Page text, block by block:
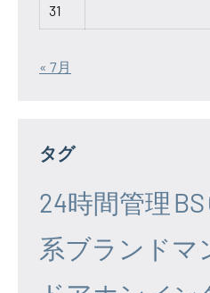
31
« 7月
タグ
24時間管理 BS
系ブランドマ